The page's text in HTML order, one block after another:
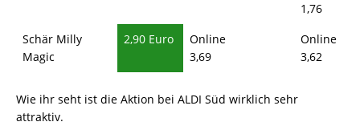
1,76
Schär Milly
Magic
2,90 Euro
Online
3,69
Online
3,62
Wie ihr seht ist die Aktion bei ALDI Süd wirklich sehr
attraktiv.